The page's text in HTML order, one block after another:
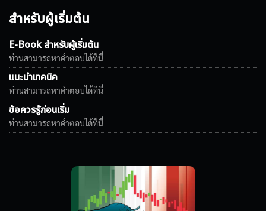
สำหรับผู้เริ่มต้น
E-Book สำหรับผู้เริ่มต้น
ท่านสามารถหาคำตอบได้ที่นี่
แนะนำเทคนิค
ท่านสามารถหาคำตอบได้ที่นี่
ข้อควรรู้ก่อนเริ่ม
ท่านสามารถหาคำตอบได้ที่นี่